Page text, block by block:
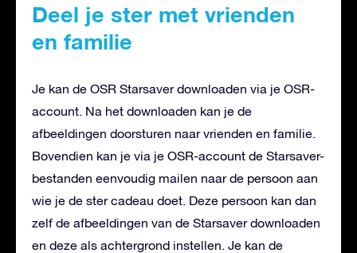
Deel je ster met vrienden
en familie
Je kan de OSR Starsaver downloaden via je OSR-
account. Na het downloaden kan je de
afbeeldingen doorsturen naar vrienden en familie.
Bovendien kan je via je OSR-account de Starsaver-
bestanden eenvoudig mailen naar de persoon aan
wie je de ster cadeau doet. Deze persoon kan dan
zelf de afbeeldingen van de Starsaver downloaden
en deze als achtergrond instellen. Je kan de